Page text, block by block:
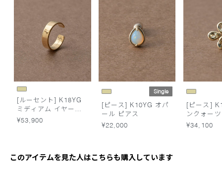
[ルーセント] K18YG
ミディアム イヤーカ
フ
¥53,900
Single
[ピース] K10YG オパ
ール ピアス
¥22,000
[ピース]
ンクォー
¥34,100
このアイテムを見た人はこちらも購入しています